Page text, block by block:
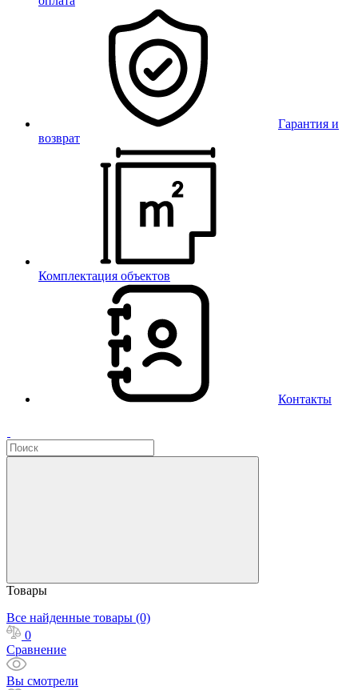
Гарантия и
возврат
Комплектация объектов
Контакты
Товары
Все найденные товары (0)
0
Сравнение
Вы смотрели